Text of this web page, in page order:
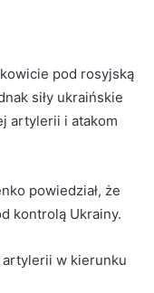
pod rosyjską
siły ukraińskie
artylerii i atakom
powiedział, że
kontrolą Ukrainy.
artylerii w kierunku